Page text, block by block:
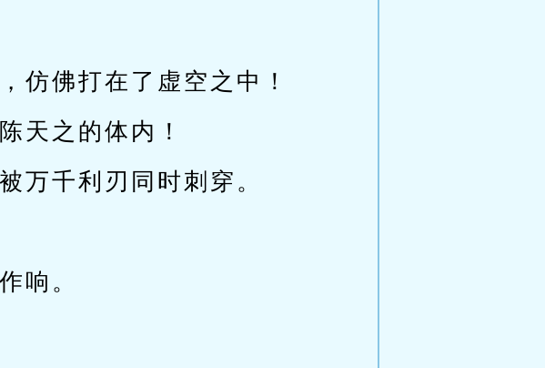
仿佛打在了虚空之中！
天之的体内！
万千利刃同时刺穿。
响。